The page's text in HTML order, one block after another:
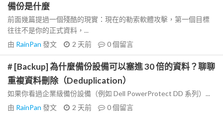
備份是什麼
前面幾篇提過一個殘酷的現實：現在的勒索軟體攻擊，第一個目標
往往不是你的正式資料，...
由 RainPan 發文 2 天前 0個留言
# [Backup] 為什麼備份設備可以塞進 30 倍的資料？聊聊
重複資料刪除（Deduplication）
如果你看過企業級備份設備（例如 Dell PowerProtect DD 系列）...
由 RainPan 發文 2 天前 0個留言